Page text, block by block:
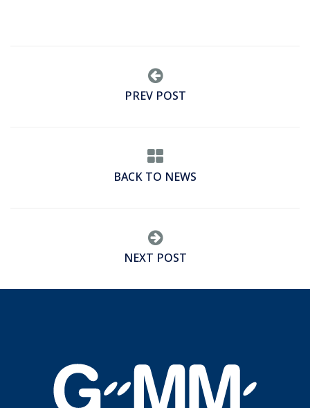
PREV POST
BACK TO NEWS
NEXT POST